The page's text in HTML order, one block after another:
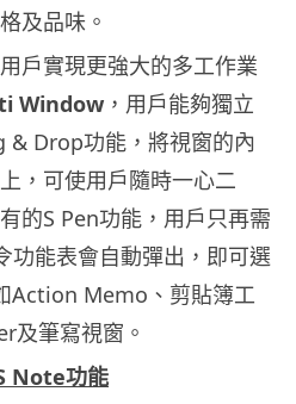
及品味。
戶實現更強大的多工作業
Window ，用戶能夠獨立
& Drop功能，將視窗的內
， 可使用戶隨時一心二
的S Pen功能，用戶只再需
功能表會自動彈出，即可選
Action Memo、剪貼簿工
及筆寫視窗。
Note功能